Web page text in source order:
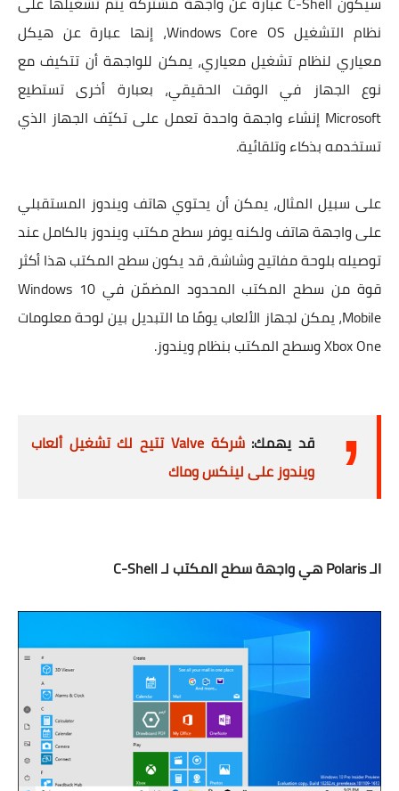
نظام التشغيل Windows Core OS، إنها عبارة عن هيكل
معياري لنظام تشغيل معياري، يمكن للواجهة أن تتكيف مع
نوع الجهاز في الوقت الحقيقي، بعبارة أخرى تستطيع
Microsoft إنشاء واجهة واحدة تعمل على تكيّف الجهاز الذي
تستخدمه بذكاء وتلقائية.
على سبيل المثال، يمكن أن يحتوي هاتف ويندوز المستقبلي
على واجهة هاتف ولكنه يوفر سطح مكتب ويندوز بالكامل عند
توصيله بلوحة مفاتيح وشاشة، قد يكون سطح المكتب هذا أكثر
قوة من سطح المكتب المحدود المضمّن في Windows 10
Mobile، يمكن لجهاز الألعاب يومًا ما التبديل بين لوحة معلومات
Xbox One وسطح المكتب بنظام ويندوز.
قد يهمك:
شركة Valve تتيح لك تشغيل ألعاب
ويندوز على لينكس وماك
الـ Polaris هي واجهة سطح المكتب لـ C-Shell